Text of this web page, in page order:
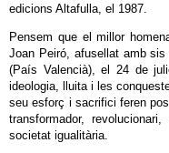
edicions Altafulla, el 1987.
Pensem que el millor
Joan Peiró, afusellat amb
(País Valencià), el 24 de
ideologia, lluita i les
seu esforç i sacrifici feren
transformador,
societat igualitària.